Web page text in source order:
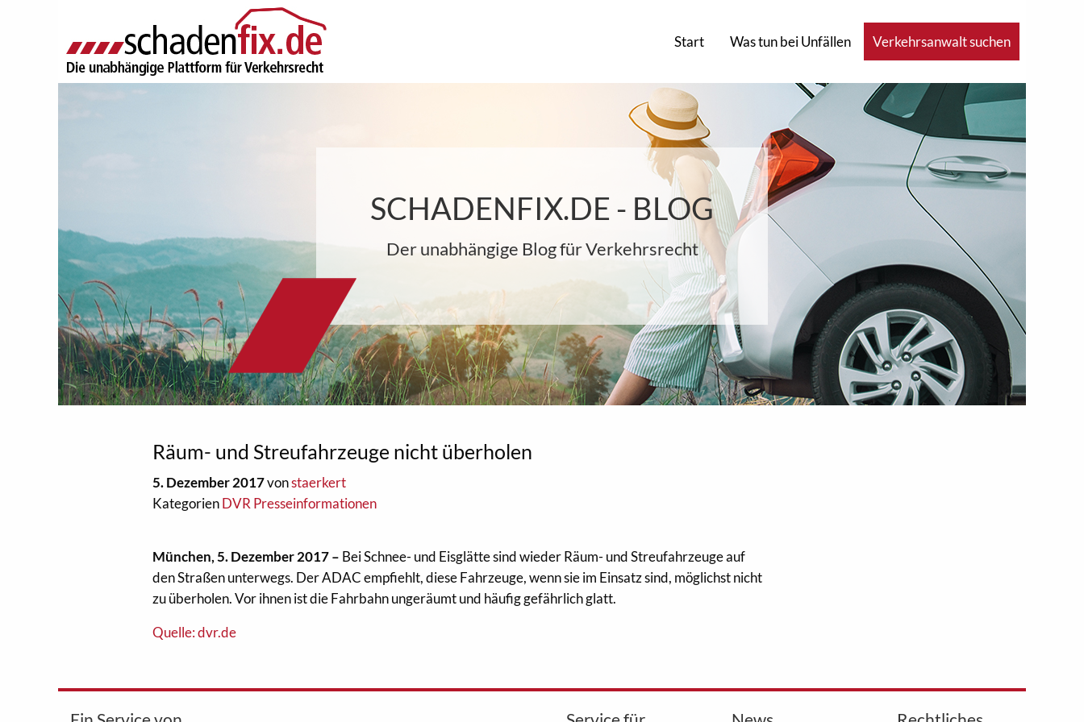
Start Was tun bei Unfällen Verkehrsanwalt suchen
SCHADENFIX.DE - BLOG
Der unabhängige Blog für Verkehrsrecht
Räum- und Streufahrzeuge nicht überholen
5. Dezember 2017vonstaerkert
KategorienDVR Presseinformationen
München, 5. Dezember 2017 – Bei Schnee- und Eisglätte sind wieder Räum- und Streufahrzeuge auf
den Straßen unterwegs. Der ADAC empfiehlt, diese Fahrzeuge, wenn sie im Einsatz sind, möglichst nicht
zu überholen. Vor ihnen ist die Fahrbahn ungeräumt und häufig gefährlich glatt.
Quelle: dvr.de